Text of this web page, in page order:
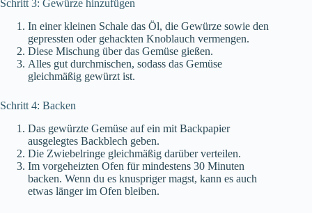
Schritt 3: Gewürze hinzufügen
In einer kleinen Schale das Öl, die Gewürze sowie den
gepressten oder gehackten Knoblauch vermengen.
Diese Mischung über das Gemüse gießen.
Alles gut durchmischen, sodass das Gemüse
gleichmäßig gewürzt ist.
Schritt 4: Backen
Das gewürzte Gemüse auf ein mit Backpapier
ausgelegtes Backblech geben.
Die Zwiebelringe gleichmäßig darüber verteilen.
Im vorgeheizten Ofen für mindestens 30 Minuten
backen. Wenn du es knuspriger magst, kann es auch
etwas länger im Ofen bleiben.